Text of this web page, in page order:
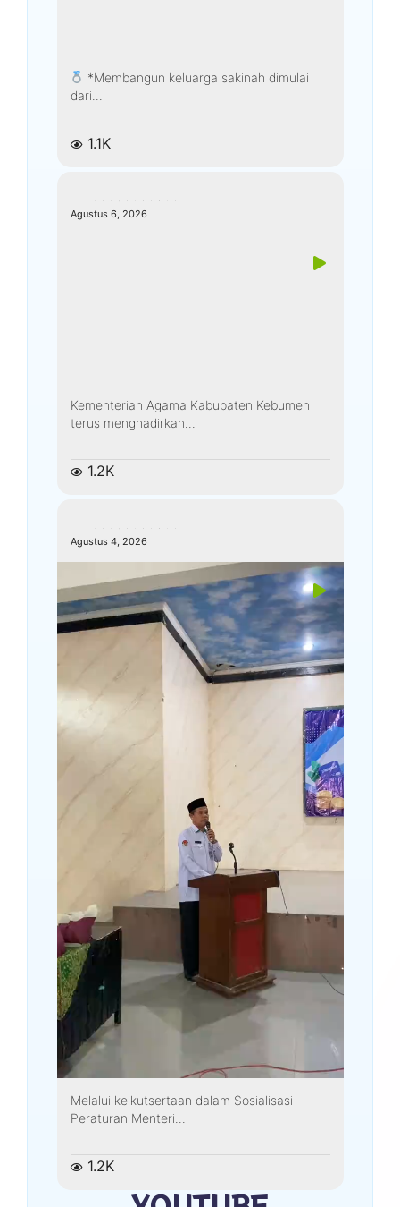
*Membangun keluarga sakinah dimulai
dari...
1.1K
Agustus 6, 2026
Kementerian Agama Kabupaten Kebumen
terus menghadirkan...
1.2K
Agustus 4, 2026
Melalui keikutsertaan dalam Sosialisasi
Peraturan Menteri...
1.2K